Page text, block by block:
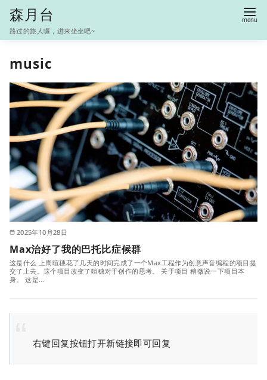
i
森月台
路过的旅人喔，进来坐坐吧~
music
2025年10月28日
Max治好了我的巴托比症候群
这是什么 上周暄穗花了几天的时间完成了一个Max工程作为创意声音编程的项目提
交了上去。这个项目改变了暄穗对于创作的思考。 关于项目 稍微说一下项目本
身。 这是…
右键回复按钮打开新链接即可回复